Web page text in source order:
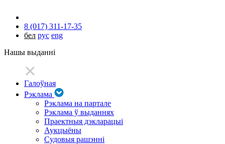
8 (017) 311-17-35
бел рус eng
Нашы выданні
Галоўная
Рэклама
Рэклама на партале
Рэклама ў выданнях
Праектныя дэкларацыі
Аукцыёны
Судовыя рашэнні